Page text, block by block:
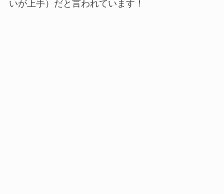
いが上手）だと言われています！